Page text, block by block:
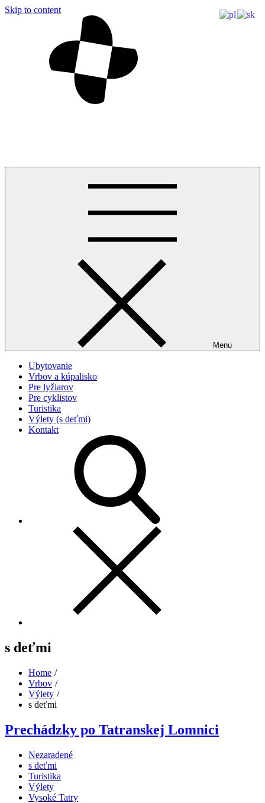
Skip to content
Menu
Ubytovanie
Vrbov a kúpalisko
Pre lyžiarov
Pre cyklistov
Turistika
Výlety (s deťmi)
Kontakt
s deťmi
Home
Vrbov
Výlety
s deťmi
Prechádzky po Tatranskej Lomnici
Nezaradené
s deťmi
Turistika
Výlety
Vysoké Tatry